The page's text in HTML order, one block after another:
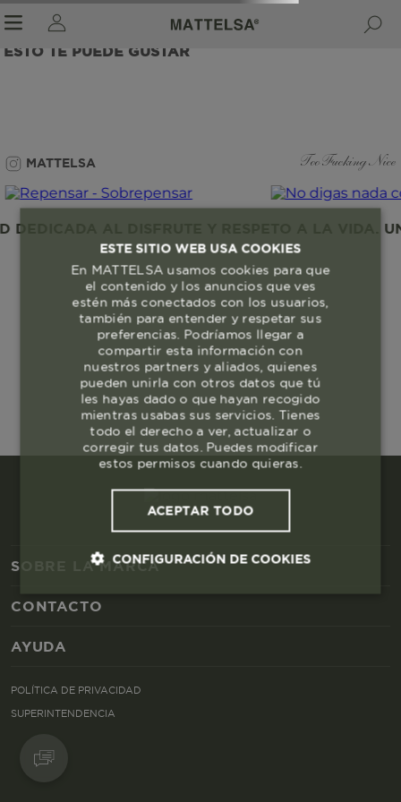
ESTO TE PUEDE GUSTAR
MATTELSA Too Fucking Nice
AL DISFRUTE Y RESPETO A LA VIDA.
SOBRE LA MARCA
CONTACTO
AYUDA
POLÍTICA DE PRIVACIDAD
SUPERINTENDENCIA
ESTE SITIO WEB USA COOKIES
En MATTELSA usamos cookies para que
el contenido y los anuncios que ves
estén más conectados con los usuarios,
también para entender y respetar sus
preferencias. Podríamos llegar a
compartir esta información con
nuestros partners y aliados, quienes
pueden unirla con otros datos que tú
les hayas dado o que hayan recogido
mientras usabas sus servicios. Tienes
todo el derecho a ver, actualizar o
corregir tus datos. Puedes modificar
estos permisos cuando quieras.
ACEPTAR TODO
CONFIGURACIÓN DE COOKIES